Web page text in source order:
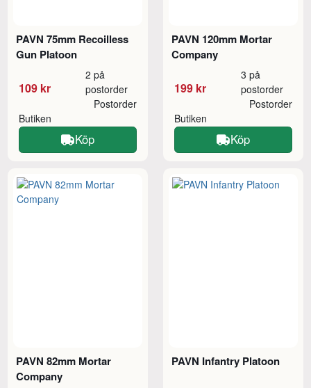
PAVN 75mm Recoilless
Gun Platoon
109 kr
2 på
postorder
Butiken
Postorder
Köp
PAVN 120mm Mortar
Company
199 kr
3 på
postorder
Butiken
Postorder
Köp
PAVN 82mm Mortar
Company
PAVN Infantry Platoon